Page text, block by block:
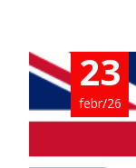
23
febr/26